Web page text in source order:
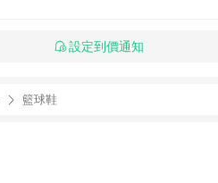
設定到價通知
籃球鞋